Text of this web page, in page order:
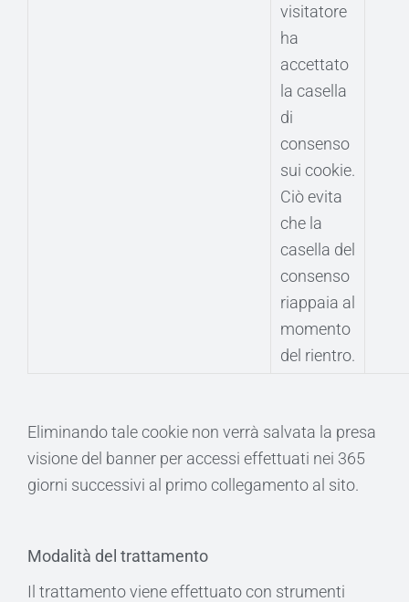
visitatore
ha
accettato
la casella
di
consenso
sui cookie.
Ciò evita
che la
casella del
consenso
riappaia al
momento
del rientro.
Eliminando tale cookie non verrà salvata la presa
visione del banner per accessi effettuati nei 365
giorni successivi al primo collegamento al sito.
Modalità del trattamento
Il trattamento viene effettuato con strumenti